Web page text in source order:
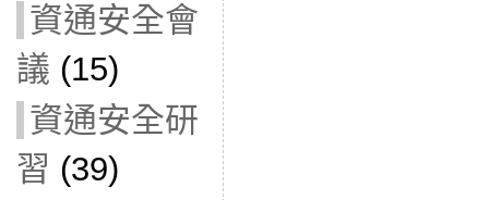
資通安全會
議 (15)
資通安全研
習 (39)